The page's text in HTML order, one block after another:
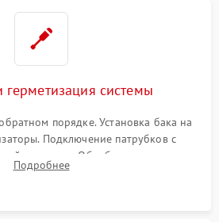
герметизация системы
порядке. Установка бака на
Подключение патрубков с
хомутами. Обработка стыков
возможных протечек воды.
Подробнее